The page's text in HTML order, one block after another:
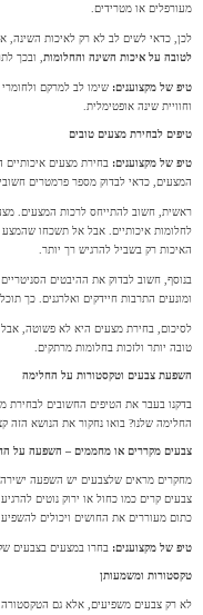
מעורפלים או מטרידים.
לכן, כדאי לשים לב לא רק לאיכות השינה,
לטובה על איכות השינה והחלומות , ובכך
טיפ של מקצוענים: שימו לב למרקם
וחוויית שינה אופטימלית.
טיפים לבחירת מצעים טובים
טיפ של מקצוענים: בחירת מצעים איכותיים
המצעים, כדאי לבדוק מספר פרמטרים
ראשית, חשוב להתייחס לרכות המצעים.
לחלומות איכותיים. אבל אל תשכחו שהמצע
האיכות רק בשביל להרגיש רך יותר.
בנוסף, חשוב לבדוק את ההיבטים
ומונעים התרבות חיידקים ואלרגנים. כך
לסיכום, בחירת מצעים היא לא פשוטה, אבל
טובה יותר ולזכות בחלומות מרתקים.
השפעת צבעים וטקסטורות על החלימה
בדקנו בעבר את הטיפים החשובים לבחירת
החלימה שלנו? בואו נחקור את הנושא הזה
צבעים מקררים או מחממים – השפעה על
מחקרים מראים שלצבעים יש השפעה ישירה
צבעים קרים כמו כחול או ירוק נוטים
כתום מעוררים את החושים ויכולים
טיפ של מקצוענים: בחרו במצעים בצבעים
טקסטורות ומשמעותן
לא רק צבעים משפיעים, אלא גם